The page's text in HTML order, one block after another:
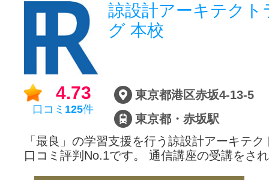
諒設計アーキテクト
グ 本校
4.73
口コミ 125件
東京都港区赤坂4-13-5
東京都・赤坂駅
「最良」の学習支援を行う諒設計アーキテ
口コミ評判No.1です。 通信講座の受講をさ